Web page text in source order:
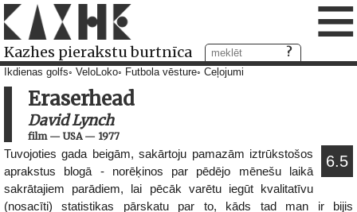
Kazhes pierakstu burtnīca ≡
Ikdienas golfs VeloLoko Futbola vēsture Ceļojumi
Eraserhead
David Lynch
film— USA— 1977
6.5
Tuvojoties gada beigām, sakārtoju pamazām iztrūkstošos
aprakstus blogā - norēķinos par pēdējo mēnešu laikā
sakrātajiem parādiem, lai pēcāk varētu iegūt kvalitatīvu
(nosacīti) statistikas pārskatu par to, kāds tad man ir bijis